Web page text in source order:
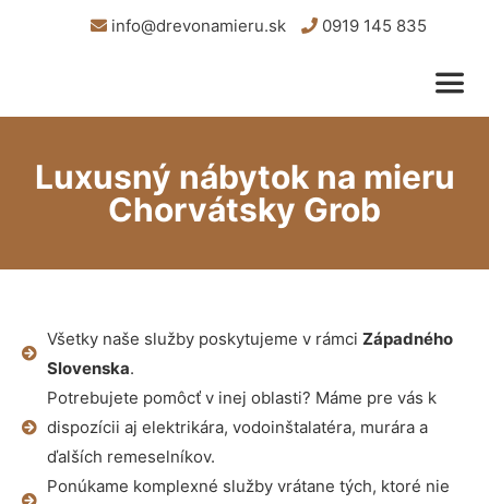
info@drevonamieru.sk 0919 145 835
Luxusný nábytok na mieru
Chorvátsky Grob
Všetky naše služby poskytujeme v rámci Západného
Slovenska.
Potrebujete pomôcť v inej oblasti? Máme pre vás k
dispozícii aj elektrikára, vodoinštalatéra, murára a
ďalších remeselníkov.
Ponúkame komplexné služby vrátane tých, ktoré nie